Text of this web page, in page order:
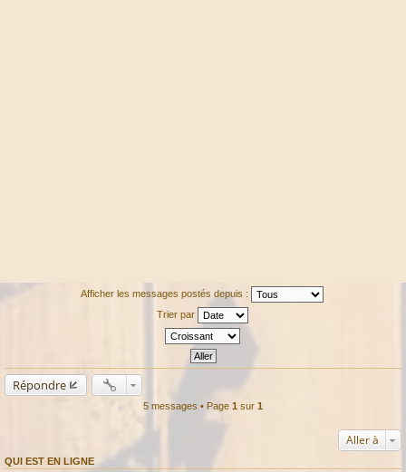
Afficher les messages postés depuis :
Trier par
Répondre
5 messages • Page 1 sur 1
Aller à
QUI EST EN LIGNE